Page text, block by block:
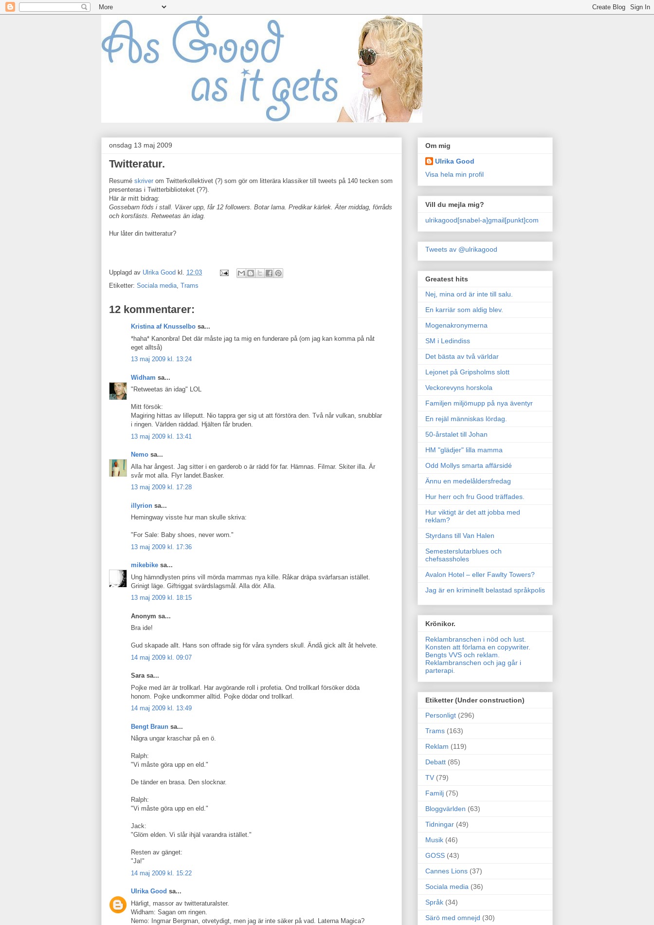
onsdag 13 maj 2009
Twitteratur.
Resumé skriver om Twitterkollektivet (?) som gör om litterära klassiker till tweets på 140 tecken som
presenteras i Twitterbiblioteket (??).
Här är mitt bidrag:
Gossebarn föds i stall. Växer upp, får 12 followers. Botar lama. Predikar kärlek. Äter middag, förråds
och korsfästs. Retweetas än idag.
Hur låter din twitteratur?
Upplagd av Ulrika Good kl. 12:03
Etiketter: Sociala media, Trams
12 kommentarer:
Kristina af Knusselbo sa...
*haha* Kanonbra! Det där måste jag ta mig en funderare på (om jag kan komma på nåt
eget alltså)
13 maj 2009 kl. 13:24
Widham sa...
"Retweetas än idag" LOL
Mitt försök:
Magiring hittas av lilleputt. Nio tappra ger sig ut att förstöra den. Två når vulkan, snubblar
i ringen. Världen räddad. Hjälten får bruden.
13 maj 2009 kl. 13:41
Nemo sa...
Alla har ångest. Jag sitter i en garderob o är rädd för far. Hämnas. Filmar. Skiter illa. Är
svår mot alla. Flyr landet.Basker.
13 maj 2009 kl. 17:28
illyrion sa...
Hemingway visste hur man skulle skriva:
"For Sale: Baby shoes, never worn."
13 maj 2009 kl. 17:36
mikebike sa...
Ung hämndlysten prins vill mörda mammas nya kille. Råkar dräpa svärfarsan istället.
Grinigt läge. Giftriggat svärdslagsmål. Alla dör. Alla.
13 maj 2009 kl. 18:15
Anonym sa...
Bra ide!
Gud skapade allt. Hans son offrade sig för våra synders skull. Ändå gick allt åt helvete.
14 maj 2009 kl. 09:07
Sara sa...
Pojke med ärr är trollkarl. Har avgörande roll i profetia. Ond trollkarl försöker döda
honom. Pojke undkommer alltid. Pojke dödar ond trollkarl.
14 maj 2009 kl. 13:49
Bengt Braun sa...
Några ungar kraschar på en ö.
Ralph:
"Vi måste göra upp en eld."
De tänder en brasa. Den slocknar.
Ralph:
"Vi måste göra upp en eld."
Jack:
"Glöm elden. Vi slår ihjäl varandra istället."
Resten av gänget:
"Ja!"
14 maj 2009 kl. 15:22
Ulrika Good sa...
Härligt, massor av twitteraturalster.
Widham: Sagan om ringen.
Nemo: Ingmar Bergman, otvetydigt, men jag är inte säker på vad. Laterna Magica?
Om mig
Ulrika Good
Visa hela min profil
Vill du mejla mig?
ulrikagood[snabel-a]gmail[punkt]com
Tweets av @ulrikagood
Greatest hits
Nej, mina ord är inte till salu.
En karriär som aldig blev.
Mogenakronymerna
SM i Ledindiss
Det bästa av två världar
Lejonet på Gripsholms slott
Veckorevyns horskola
Familjen miljömupp på nya äventyr
En rejäl människas lördag.
50-årstalet till Johan
HM "glädjer" lilla mamma
Odd Mollys smarta affärsidé
Ännu en medelåldersfredag
Hur herr och fru Good träffades.
Hur viktigt är det att jobba med
reklam?
Styrdans till Van Halen
Semesterslutarblues och
chefsassholes
Avalon Hotel – eller Fawlty Towers?
Jag är en kriminellt belastad språkpolis
Krönikor.
Reklambranschen i nöd och lust.
Konsten att förlama en copywriter.
Bengts VVS och reklam.
Reklambranschen och jag går i
parterapi.
Etiketter (Under construction)
Personligt (296)
Trams (163)
Reklam (119)
Debatt (85)
TV (79)
Familj (75)
Bloggvärlden (63)
Tidningar (49)
Musik (46)
GOSS (43)
Cannes Lions (37)
Sociala media (36)
Språk (34)
Särö med omnejd (30)